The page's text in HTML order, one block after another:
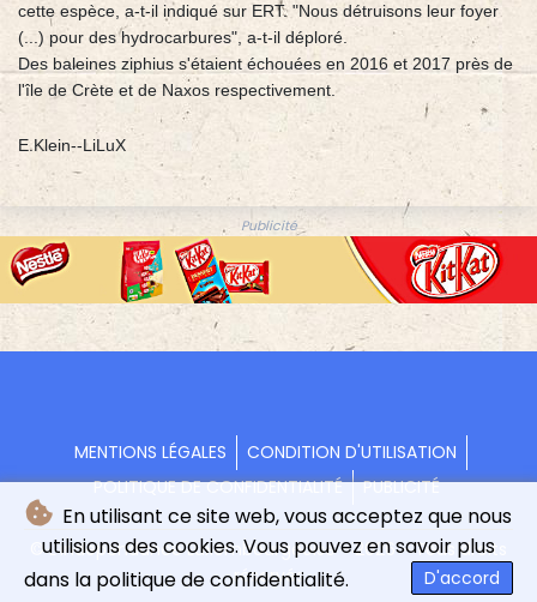
En utilisant ce site web, vous acceptez que nous
utilisions des cookies. Vous pouvez en savoir plus
dans la politique de confidentialité.
D'accord
cette espèce, a-t-il indiqué sur ERT. "Nous détruisons leur foyer
(...) pour des hydrocarbures", a-t-il déploré.
Des baleines ziphius s'étaient échouées en 2016 et 2017 près de
l'île de Crète et de Naxos respectivement.
E.Klein--LiLuX
Publicité
MENTIONS LÉGALES
CONDITION D'UTILISATION
POLITIQUE DE CONFIDENTIALITÉ
PUBLICITÉ
© L'indépendance Luxembourgeoise - 2026 - Tous droits
réservés